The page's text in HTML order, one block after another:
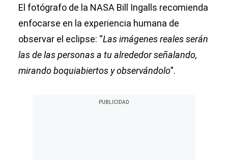
El fotógrafo de la NASA Bill Ingalls recomienda
enfocarse en la experiencia humana de
observar el eclipse: “Las imágenes reales serán
las de las personas a tu alrededor señalando,
mirando boquiabiertos y observándolo”.